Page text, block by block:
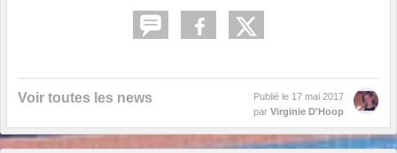
Voir toutes les news Publié le 17 mai 2017
par Virginie D'Hoop